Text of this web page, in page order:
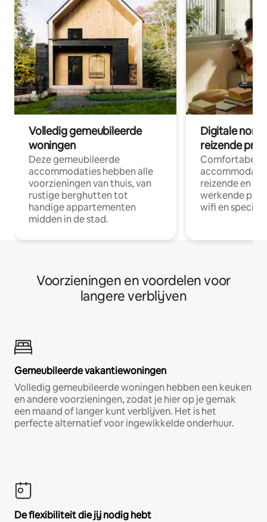
Volledig gemeubileerde
woningen
Deze gemeubileerde
accommodaties hebben alle
voorzieningen van thuis, van
rustige berghutten tot
handige appartementen
midden in de stad.
Digitale
reizende
Comfortabele
reizende en
werkende
wifi en
Voorzieningen en voordelen voor
langere verblijven
Gemeubileerde vakantiewoningen
Volledig gemeubileerde woningen hebben een keuken
en andere voorzieningen, zodat je hier op je gemak
een maand of langer kunt verblijven. Het is het
perfecte alternatief voor ingewikkelde onderhuur.
De flexibiliteit die jij nodig hebt